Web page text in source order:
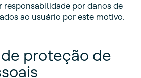
por danos de
ao usuário por este motivo.
proteção de